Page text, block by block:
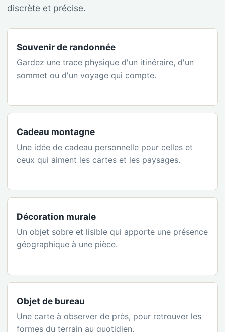
discrète et précise.
Souvenir de randonnée
Gardez une trace physique d'un itinéraire, d'un
sommet ou d'un voyage qui compte.
Cadeau montagne
Une idée de cadeau personnelle pour celles et
ceux qui aiment les cartes et les paysages.
Décoration murale
Un objet sobre et lisible qui apporte une présence
géographique à une pièce.
Objet de bureau
Une carte à observer de près, pour retrouver les
formes du terrain au quotidien.